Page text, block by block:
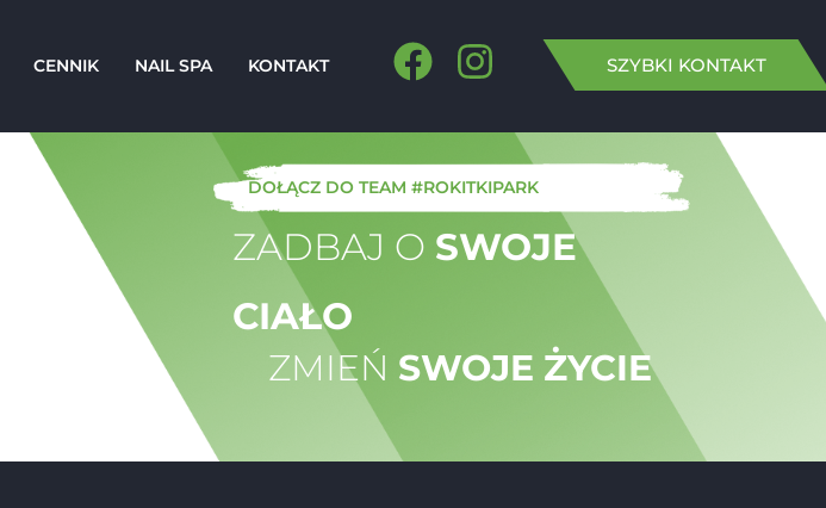
CENNIK NAIL SPA KONTAKT SZYBKI KONTAKT
DOŁĄCZ DO TEAM #ROKITKIPARK​
ZADBAJ O SWOJE
CIAŁO
ZMIEŃ SWOJE ŻYCIE